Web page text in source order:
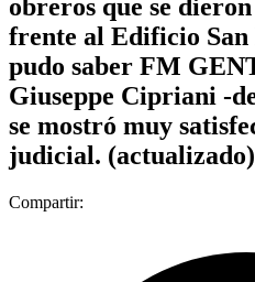
obreros que se
frente al Edificio San
pudo saber FM
Giuseppe Cipriani -
se mostró muy
judicial. (actualizado)
Compartir: